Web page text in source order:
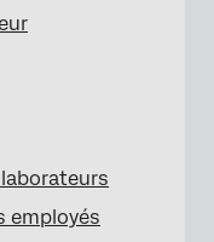
×
employés